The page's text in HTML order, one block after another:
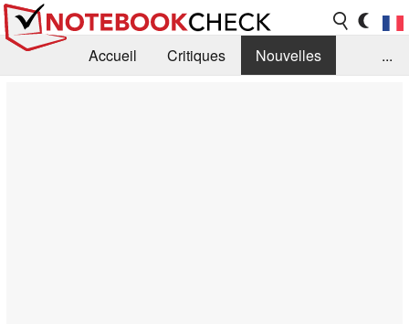
Accueil Critiques
Nouvelles
...